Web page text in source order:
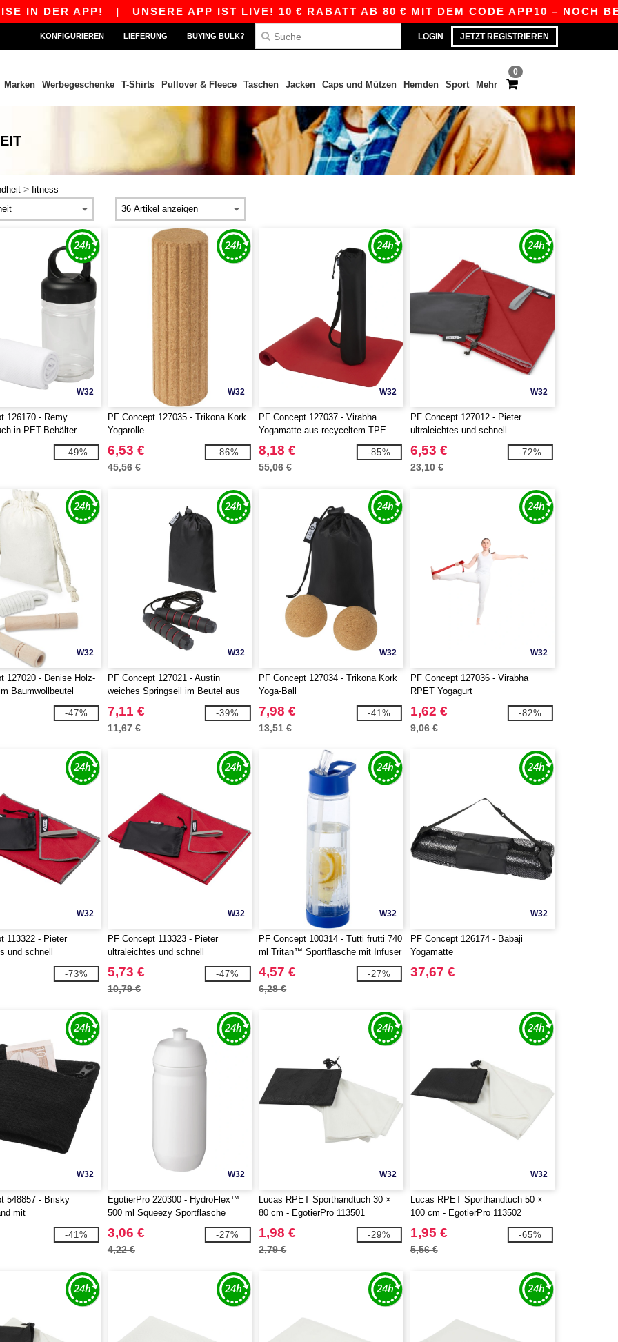
DER APP! | UNSERE APP IST LIVE! 10 € RABATT AB 80 € MIT DEM CODE APP10 – NOCH
LOGIN JETZT REGISTRIEREN
KONFIGURIEREN LIEFERUNG BUYING BULK?
0
Marken Werbegeschenke T-Shirts Pullover & Fleece Taschen Jacken Caps und Mützen Hemden Sport Mehr
> fitness
W32
126170 - Remy
in PET-Behälter
-49%
W32
PF Concept 127035 - Trikona Kork
Yogarolle
6,53 €
45,56 €
-86%
W32
PF Concept 127037 - Virabha
Yogamatte aus recyceltem TPE
8,18 €
55,06 €
-85%
W32
PF Concept 127012 - Pieter
ultraleichtes und schnell
trocknendes Handtuch aus rPET
6,53 €
23,10 €
-72%
W32
127020 - Denise Holz-
Baumwollbeutel
-47%
W32
PF Concept 127021 - Austin
weiches Springseil im Beutel aus
rPET
7,11 €
11,67 €
-39%
W32
PF Concept 127034 - Trikona Kork
Yoga-Ball
7,98 €
13,51 €
-41%
W32
PF Concept 127036 - Virabha
RPET Yogagurt
1,62 €
9,06 €
-82%
W32
113322 - Pieter
und schnell
GRS Handtuch 30 ×
-73%
W32
PF Concept 113323 - Pieter
ultraleichtes und schnell
trocknendes GRS Handtuch 50 ×
100 cm
5,73 €
10,79 €
-47%
W32
PF Concept 100314 - Tutti frutti 740
ml Tritan™ Sportflasche mit Infuser
4,57 €
6,28 €
-27%
W32
PF Concept 126174 - Babaji
Yogamatte
37,67 €
W32
548857 - Brisky
mit
-41%
W32
EgotierPro 220300 - HydroFlex™
500 ml Squeezy Sportflasche
3,06 €
4,22 €
-27%
W32
Lucas RPET Sporthandtuch 30 ×
80 cm - EgotierPro 113501
1,98 €
2,79 €
-29%
W32
Lucas RPET Sporthandtuch 50 ×
100 cm - EgotierPro 113502
1,95 €
5,56 €
-65%